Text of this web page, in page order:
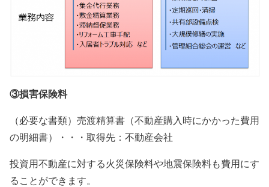
③損害保険料
（必要な書類）売渡精算書（不動産購入時にかかった費用
の明細書）・・・取得先：不動産会社
投資用不動産に対する火災保険料や地震保険料も費用にす
ることができます。